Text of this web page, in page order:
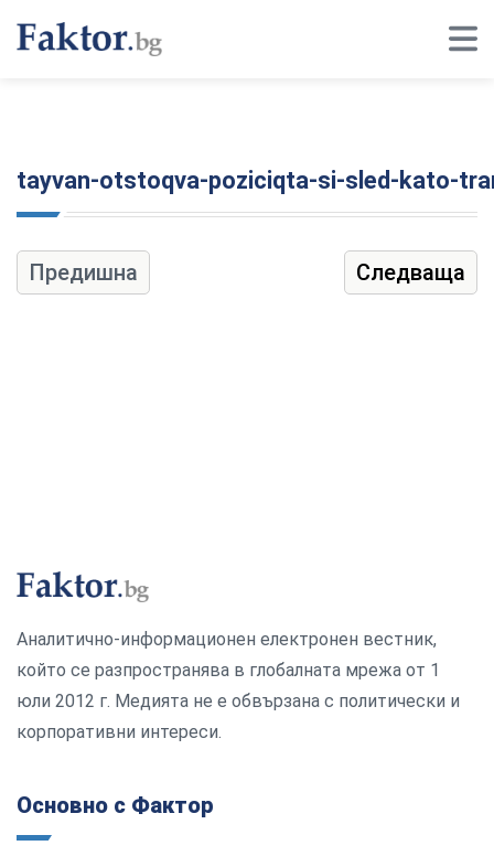
tayvan-otstoqva-poziciqta-si-sled-kato-
Предишна Следваща
Аналитично-информационен електронен вестник,
който се разпространява в глобалната мрежа от 1
юли 2012 г. Медията не е обвързана с политически и
корпоративни интереси.
Основно с Фактор